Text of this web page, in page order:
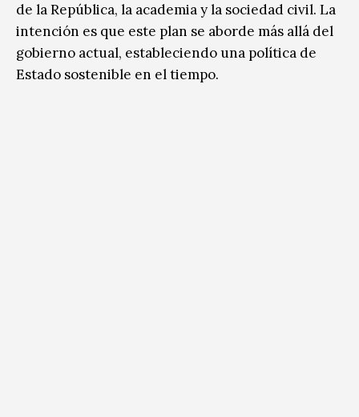
de la República, la academia y la sociedad civil. La
intención es que este plan se aborde más allá del
gobierno actual, estableciendo una política de
Estado sostenible en el tiempo.